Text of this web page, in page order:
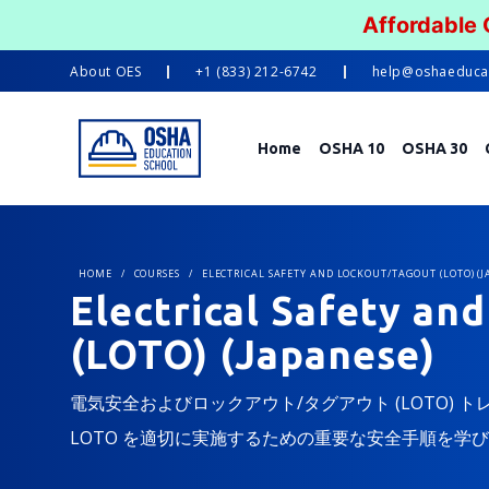
Affordable
About OES +1 (833) 212-6742
Home OSHA 10 OSHA 30
HOME / COURSES / ELECTRICAL SAFETY AND LOCKOUT/TAGOUT (LOTO)
Electrical Safety
(LOTO) (Japanese)
電気安全およびロックアウト/タグアウト (LOTO)
LOTO を適切に実施するための重要な安全手順を学